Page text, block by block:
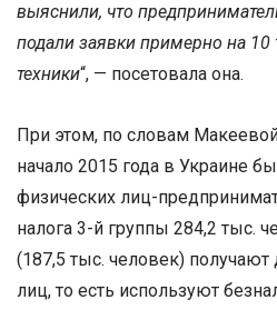
выяснили, что
подали заявки примерно на 10
техники“, — посетовала она.
При этом, по словам
начало 2015 года в Украине
физических лиц-
налога 3-й группы 284,2 тыс.
(187,5 тыс. человек)
лиц, то есть используют